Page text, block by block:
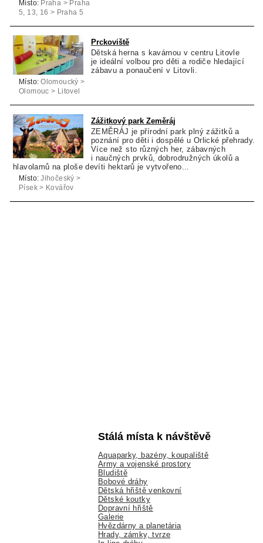
Místo: Praha > Praha
5, 13, 16 > Praha 5
Prckoviště
Dětská herna s kavárnou v centru Litovle
je ideální volbou pro děti a rodiče hledající
zábavu a ponaučení v Litovli.
Místo: Olomoucký >
Olomouc > Litovel
Zážitkový park Zeměráj
ZEMĚRÁJ je přírodní park plný zážitků a
poznání pro děti i dospělé u Orlické přehrady.
Více než sto různých her, zábavných
i naučných prvků, dobrodružných úkolů a
hlavolamů na ploše devíti hektarů je vytvořeno...
Místo: Jihočeský >
Písek > Kovářov
Stálá místa k návštěvě
Aquaparky, bazény, koupaliště
Army a vojenské prostory
Bludiště
Bobové dráhy
Dětská hřiště venkovní
Dětské koutky
Dopravní hřiště
Galerie
Hvězdárny a planetária
Hrady, zámky, tvrze